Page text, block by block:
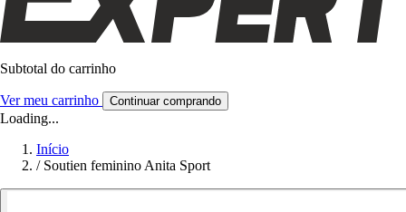
Subtotal do carrinho
Ver meu carrinho Continuar comprando
Loading...
Início
/ Soutien feminino Anita Sport